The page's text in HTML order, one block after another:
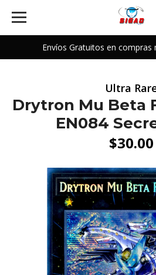
Envíos Gratuitos en compras
Ultra
Drytron Mu Beta
EN084
$30.00